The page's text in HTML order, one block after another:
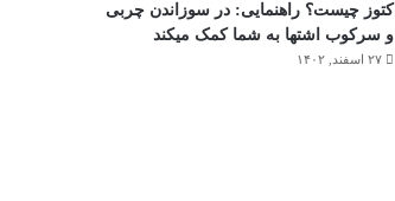
کتوز چیست؟ راهنمایی: در سوزاندن چربی
و سرکوب اشتها به شما کمک میکند
۲۷ اسفند, ۱۴۰۲